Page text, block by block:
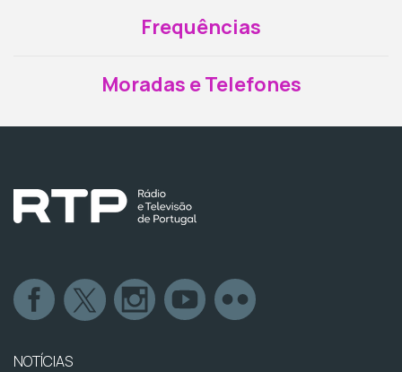
Frequências
Moradas e Telefones
NOTÍCIAS